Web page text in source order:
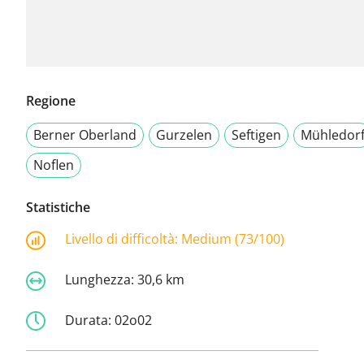
Regione
Berner Oberland
Gurzelen Seftigen
Mühledorf
Noflen
Statistiche
Livello di difficoltà: Medium (73/100)
Lunghezza: 30,6 km
Durata: 02o02